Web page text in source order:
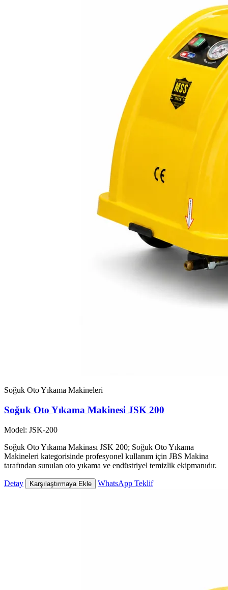
Soğuk Oto Yıkama Makineleri
Soğuk Oto Yıkama Makinesi JSK 200
Model: JSK-200
Soğuk Oto Yıkama Makinası JSK 200; Soğuk Oto Yıkama
Makineleri kategorisinde profesyonel kullanım için JBS Makina
tarafından sunulan oto yıkama ve endüstriyel temizlik ekipmanıdır.
Detay Karşılaştırmaya Ekle WhatsApp Teklif